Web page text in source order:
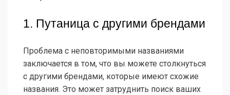
1. Путаница с другими брендами
Проблема с неповторимыми названиями
заключается в том, что вы можете столкнуться
с другими брендами, которые имеют схожие
названия. Это может затруднить поиск ваших